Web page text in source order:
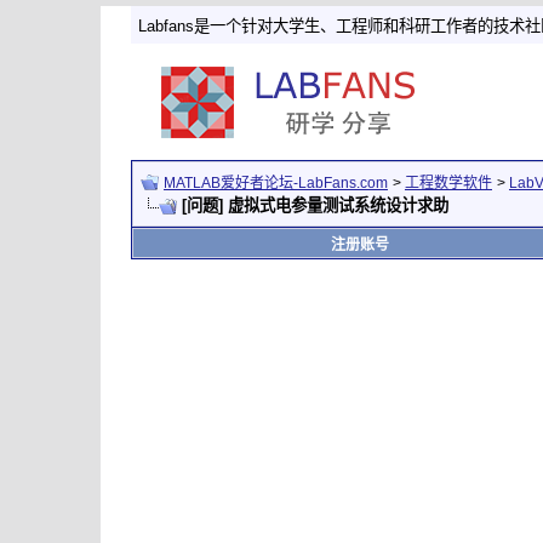
Labfans是一个针对大学生、工程师和科研工作者的技术社
MATLAB爱好者论坛-LabFans.com > 工程数学软件 >
[问题] 虚拟式电参量测试系统设计求助
注册账号